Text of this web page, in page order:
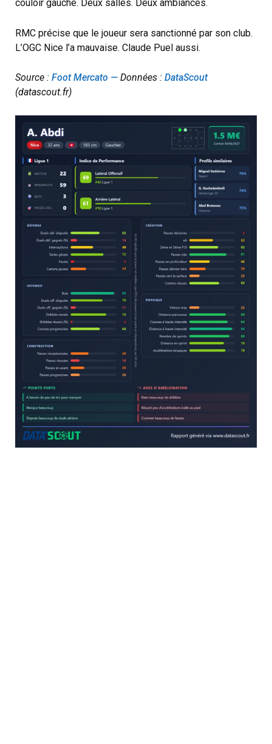
couloir gauche. Deux salles. Deux ambiances.
RMC précise que le joueur sera sanctionné par son club.
L’OGC Nice l’a mauvaise. Claude Puel aussi.
Source : Foot Mercato — Données : DataScout
(datascout.fr)